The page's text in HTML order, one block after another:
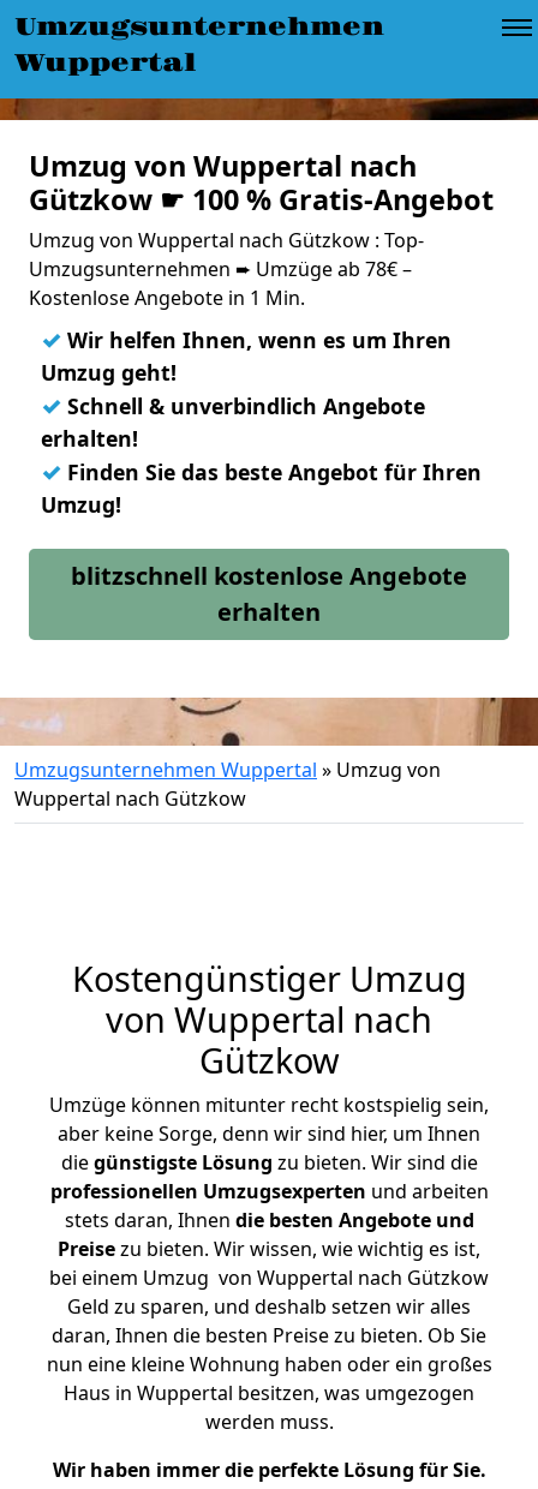
Umzugsunternehmen
Wuppertal
Umzug von Wuppertal nach
Gützkow ☛ 100 % Gratis-Angebot
Umzug von Wuppertal nach Gützkow : Top-
Umzugsunternehmen ➨ Umzüge ab 78€ –
Kostenlose Angebote in 1 Min.
✓ Wir helfen Ihnen, wenn es um Ihren
Umzug geht!
✓ Schnell & unverbindlich Angebote
erhalten!
✓ Finden Sie das beste Angebot für Ihren
Umzug!
blitzschnell kostenlose Angebote
erhalten
Umzugsunternehmen Wuppertal » Umzug von
Wuppertal nach Gützkow
Kostengünstiger Umzug
von Wuppertal nach
Gützkow
Umzüge können mitunter recht kostspielig sein,
aber keine Sorge, denn wir sind hier, um Ihnen
diegünstigste Lösung zu bieten. Wir sind die
professionellen Umzugsexperten und arbeiten
stets daran, Ihnen die besten Angebote und
Preisezu bieten. Wir wissen, wie wichtig es ist,
bei einem Umzug von Wuppertal nach Gützkow
Geld zu sparen, und deshalb setzen wir alles
daran, Ihnen die besten Preise zu bieten. Ob Sie
nun eine kleine Wohnung haben oder ein großes
Haus in Wuppertal besitzen, was umgezogen
werden muss.
Wir haben immer die perfekte Lösung für Sie.